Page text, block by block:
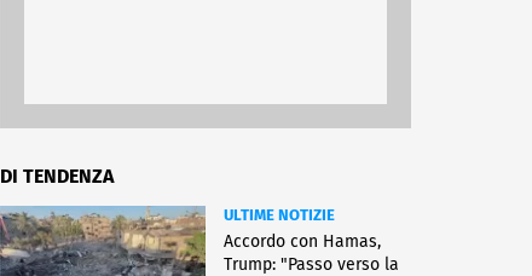
DI TENDENZA
ULTIME NOTIZIE
Accordo con Hamas,
Trump: "Passo verso la